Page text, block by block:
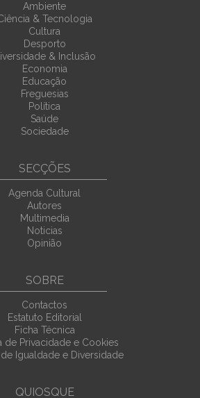
Ambiente
& Tecnologia
Cultura
Desporto
& Inclusão
Economia
Educação
Freguesias
Política
Saúde
Sociedade
SECÇÕES
Agenda Cultural
Autores
Multimedia
Noticias
Opinião
SOBRE
Contactos
Estatuto Editorial
Ficha Técnica
de Privacidade e Cookies
Igualdade e Diversidade
QUIOSQUE